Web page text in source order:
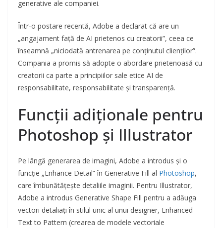
generative ale companiei.
Într-o postare recentă, Adobe a declarat că are un
„angajament față de AI prietenos cu creatorii”, ceea ce
înseamnă „niciodată antrenarea pe conținutul clienților”.
Compania a promis să adopte o abordare prietenoasă cu
creatorii ca parte a principiilor sale etice AI de
responsabilitate, responsabilitate și transparență.
Funcții adiționale pentru
Photoshop și Illustrator
Pe lângă generarea de imagini, Adobe a introdus și o
funcție „Enhance Detail” în Generative Fill al Photoshop,
care îmbunătățește detaliile imaginii. Pentru Illustrator,
Adobe a introdus Generative Shape Fill pentru a adăuga
vectori detaliați în stilul unic al unui designer, Enhanced
Text to Pattern (crearea de modele vectoriale